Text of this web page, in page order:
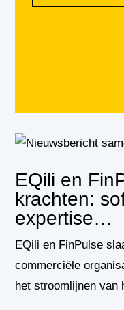
EQili en
krachten:
expertise…
EQili en FinPulse
commerciële
het stroomlijnen